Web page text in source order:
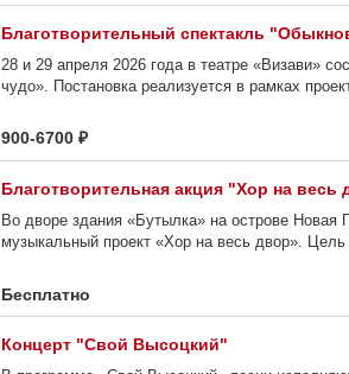
Благотворительный спектакль
28 и 29 апреля 2026 года в театре «Визави»
чудо». Постановка реализуется в рамках
900-6700 ₽
Благотворительная акция "Хор на весь
Во дворе здания «Бутылка» на острове Новая
музыкальный проект «Хор на весь двор».
Бесплатно
Концерт "Свой Высоцкий"